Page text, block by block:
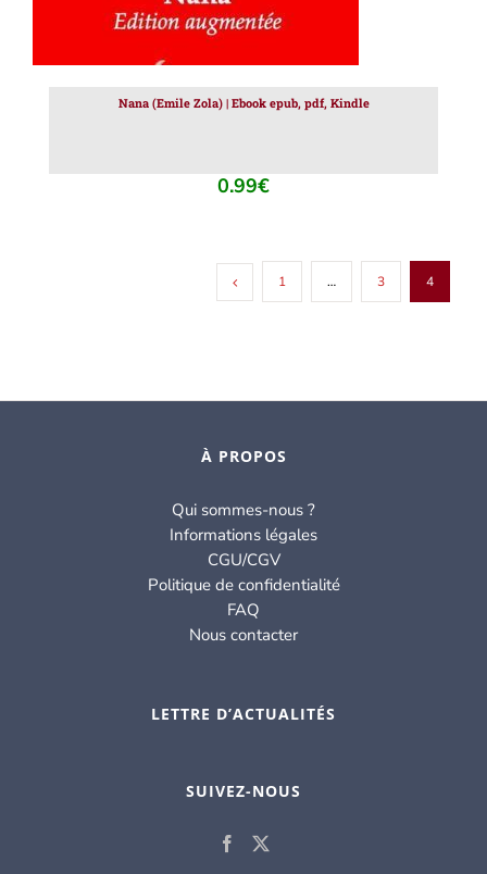
Nana (Emile Zola) | Ebook epub, pdf, Kindle
0.99€
1 … 3 4
À PROPOS
Qui sommes-nous ?
Informations légales
CGU/CGV
Politique de confidentialité
FAQ
Nous contacter
LETTRE D’ACTUALITÉS
SUIVEZ-NOUS